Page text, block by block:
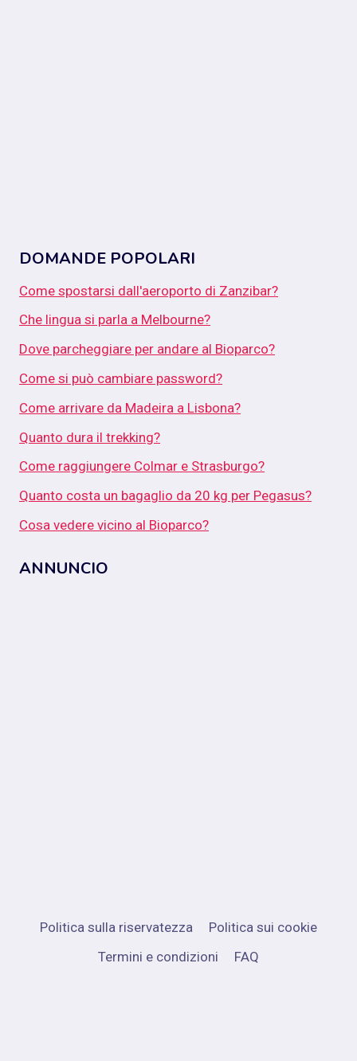
DOMANDE POPOLARI
Come spostarsi dall'aeroporto di Zanzibar?
Che lingua si parla a Melbourne?
Dove parcheggiare per andare al Bioparco?
Come si può cambiare password?
Come arrivare da Madeira a Lisbona?
Quanto dura il trekking?
Come raggiungere Colmar e Strasburgo?
Quanto costa un bagaglio da 20 kg per Pegasus?
Cosa vedere vicino al Bioparco?
ANNUNCIO
Politica sulla riservatezza
Politica sui cookie
Termini e condizioni
FAQ